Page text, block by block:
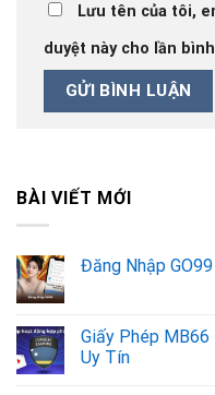
Lưu tên của tôi,
duyệt này cho lần
BÀI VIẾT MỚI
Đăng Nhập
Giấy Phép MB66
Uy Tín